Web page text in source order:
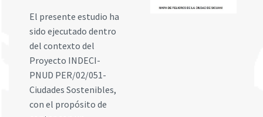
El presente estudio ha
sido ejecutado dentro
del contexto del
Proyecto INDECI-
PNUD PER/02/051-
Ciudades Sostenibles,
con el propósito de